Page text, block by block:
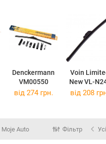
Denckermann
VM00550
Voin
New VL-
600
від 274 грн. від 208
Moje Auto Фільтр